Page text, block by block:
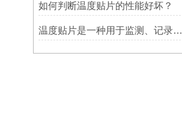
如何判断温度贴片的性能好坏？
温度贴片是一种用于监测、记录或指示温度变化的工具